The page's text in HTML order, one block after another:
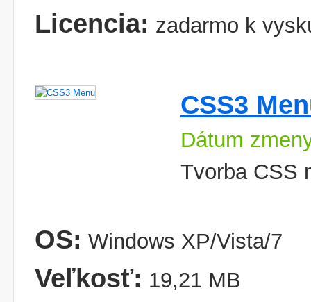
Licencia: zadarmo k
CSS3
Dátum
Tvorba CSS
OS: Windows XP/Vista/7
Veľkosť: 19,21 MB